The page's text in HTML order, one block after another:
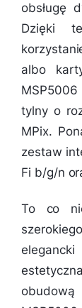
obsługę
Dzięki
albo
tylny o
MPix.
zestaw
Fi b/g/n
To co